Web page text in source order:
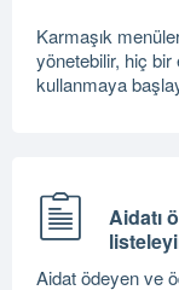
Karmaşık
yönetebilir, hiç
kullanmaya
Aidatı
Aidat ödeyen ve